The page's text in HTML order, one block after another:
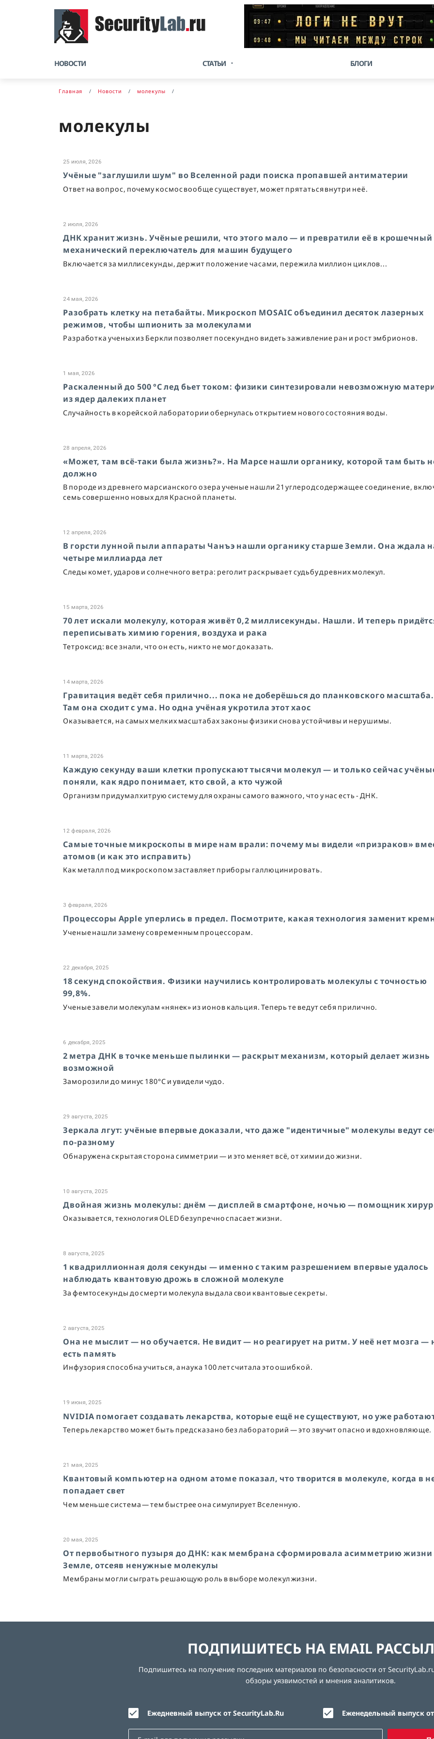
НОВОСТИ СТАТЬИ БЛОГИ
Главная Новости молекулы
молекулы
25 июля, 2026
Учёные "заглушили шум" во Вселенной ради поиска пропавшей антиматерии
Ответ на вопрос, почему космос вообще существует, может прятаться внутри неё.
2 июля, 2026
ДНК хранит жизнь. Учёные решили, что этого мало — и превратили её в крошечный
механический переключатель для машин будущего
Включается за миллисекунды, держит положение часами, пережила миллион циклов...
24 мая, 2026
Разобрать клетку на петабайты. Микроскоп MOSAIC объединил десяток лазерных
режимов, чтобы шпионить за молекулами
Разработка ученых из Беркли позволяет посекундно видеть заживление ран и рост эмбрионов.
1 мая, 2026
Раскаленный до 500 °C лед бьет током: физики синтезировали невозможную
из ядер далеких планет
Случайность в корейской лаборатории обернулась открытием нового состояния воды.
28 апреля, 2026
«Может, там всё-таки была жизнь?». На Марсе нашли органику, которой там быть
должно
В породе из древнего марсианского озера ученые нашли 21 углеродсодержащее соединение,
семь совершенно новых для Красной планеты.
12 апреля, 2026
В горсти лунной пыли аппараты Чанъэ нашли органику старше Земли. Она ждала
четыре миллиарда лет
Следы комет, ударов и солнечного ветра: реголит раскрывает судьбу древних молекул.
15 марта, 2026
70 лет искали молекулу, которая живёт 0,2 миллисекунды. Нашли. И теперь
переписывать химию горения, воздуха и рака
Тетроксид: все знали, что он есть, никто не мог доказать.
14 марта, 2026
Гравитация ведёт себя прилично... пока не доберёшься до планковского масштаба.
Там она сходит с ума. Но одна учёная укротила этот хаос
Оказывается, на самых мелких масштабах законы физики снова устойчивы и нерушимы.
11 марта, 2026
Каждую секунду ваши клетки пропускают тысячи молекул — и только сейчас
поняли, как ядро понимает, кто свой, а кто чужой
Организм придумал хитрую систему для охраны самого важного, что у нас есть - ДНК.
12 февраля, 2026
Самые точные микроскопы в мире нам врали: почему мы видели «призраков»
атомов (и как это исправить)
Как металл под микроскопом заставляет приборы галлюцинировать.
3 февраля, 2026
Процессоры Apple уперлись в предел. Посмотрите, какая технология заменит
Ученые нашли замену современным процессорам.
22 декабря, 2025
18 секунд спокойствия. Физики научились контролировать молекулы с точностью
99,8%.
Ученые завели молекулам «нянек» из ионов кальция. Теперь те ведут себя прилично.
6 декабря, 2025
2 метра ДНК в точке меньше пылинки — раскрыт механизм, который делает жизнь
возможной
Заморозили до минус 180°C и увидели чудо.
29 августа, 2025
Зеркала лгут: учёные впервые доказали, что даже "идентичные" молекулы ведут
по-разному
Обнаружена скрытая сторона симметрии — и это меняет всё, от химии до жизни.
10 августа, 2025
Двойная жизнь молекулы: днём — дисплей в смартфоне, ночью — помощник
Оказывается, технология OLED безупречно спасает жизни.
8 августа, 2025
1 квадриллионная доля секунды — именно с таким разрешением впервые удалось
наблюдать квантовую дрожь в сложной молекуле
За фемтосекунды до смерти молекула выдала свои квантовые секреты.
2 августа, 2025
Она не мыслит — но обучается. Не видит — но реагирует на ритм. У неё нет мозга —
есть память
Инфузория способна учиться, а наука 100 лет считала это ошибкой.
19 июня, 2025
NVIDIA помогает создавать лекарства, которые ещё не существуют, но уже
Теперь лекарство может быть предсказано без лабораторий — это звучит опасно и вдохновляюще.
21 мая, 2025
Квантовый компьютер на одном атоме показал, что творится в молекуле, когда в
попадает свет
Чем меньше система — тем быстрее она симулирует Вселенную.
20 мая, 2025
От первобытного пузыря до ДНК: как мембрана сформировала асимметрию жизни
Земле, отсеяв ненужные молекулы
Мембраны могли сыграть решающую роль в выборе молекул жизни.
ПОДПИШИТЕСЬ НА EMAIL
Подпишитесь на получение последних материалов по безопасности от
обзоры уязвимостей и мнения аналитиков.
Ежедневный выпуск от SecurityLab.Ru Еженедельный выпуск